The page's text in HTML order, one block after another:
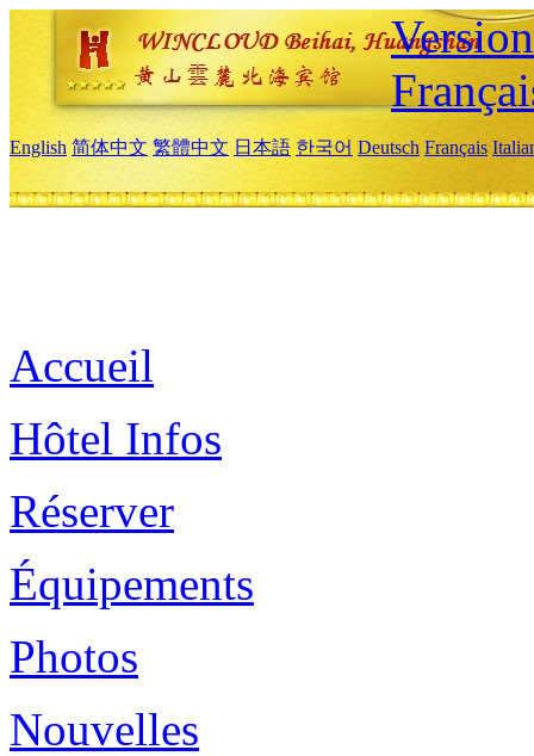
English 简体中文 繁體中文 日本語 한국어 Deutsch Français
Accueil
Hôtel Infos
Réserver
Équipements
Photos
Nouvelles